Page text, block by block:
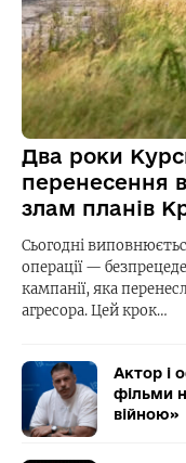
Два роки
перенесення
злам планів
Сьогодні
операції —
кампанії, яка
агресора. Цей крок…
Актор і
фільми
війною»